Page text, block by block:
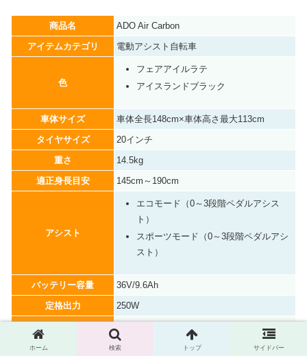
商品名
ADO Air Carbon
アイテムカテゴリ
電動アシスト自転車
色
フェアアイルラテ
アイスランドブラック
車体サイズ
車体全長148cm×車体高さ最大113cm
タイヤサイズ
20インチ
重さ
14.5kg
適正身長目安
145cm～190cm
アシスト
エコモード（0～3段階ペダルアシス
ト）
スポーツモード（0～3段階ペダルアシ
スト）
バッテリー容量
36V/9.6Ah
定格出力
250W
1回の充電で走行できる
ホーム 検索 トップ サイドバー